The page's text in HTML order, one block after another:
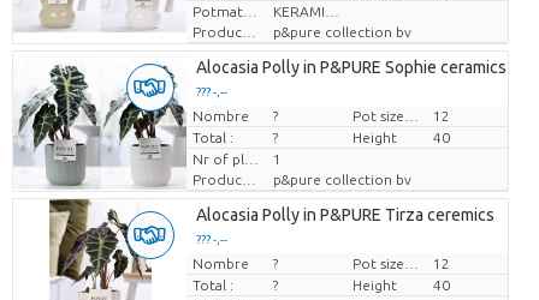
Potmateriaal
Producteur
p&pure collection bv
Alocasia Polly in P&PURE Sophie ceramics
??? -,--
Prix par pièce
Nombre ?
12
Total :
? Height
40
1
Producteur
p&pure collection bv
Alocasia Polly in P&PURE Tirza ceremics
??? -,--
Prix par pièce
Nombre ?
12
Total :
? Height
40